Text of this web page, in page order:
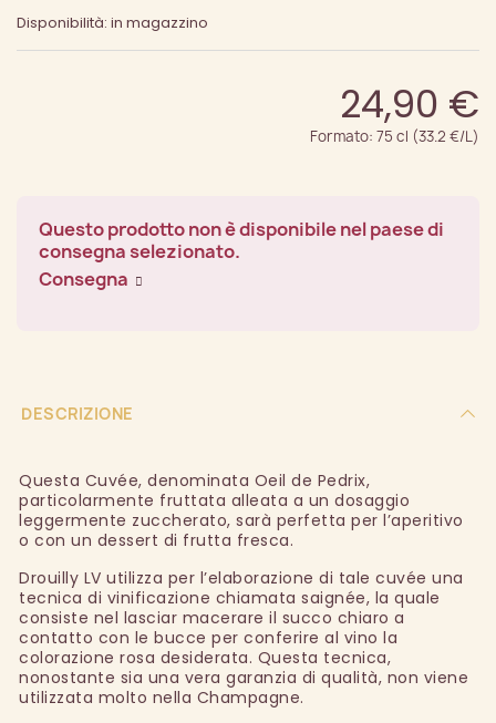
Disponibilità: in magazzino
24,90 €
Formato: 75 cl (33.2 €/L)
Questo prodotto non è disponibile nel paese di
consegna selezionato.
Consegna
DESCRIZIONE
Questa Cuvée, denominata Oeil de Pedrix,
particolarmente fruttata alleata a un dosaggio
leggermente zuccherato, sarà perfetta per l’aperitivo
o con un dessert di frutta fresca.
Drouilly LV utilizza per l’elaborazione di tale cuvée una
tecnica di vinificazione chiamata saignée, la quale
consiste nel lasciar macerare il succo chiaro a
contatto con le bucce per conferire al vino la
colorazione rosa desiderata. Questa tecnica,
nonostante sia una vera garanzia di qualità, non viene
utilizzata molto nella Champagne.